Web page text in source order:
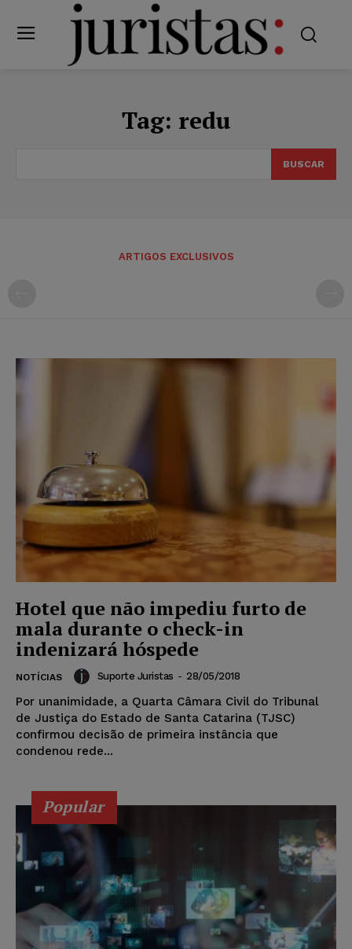
Tag: redu
BUSCAR
ARTIGOS EXCLUSIVOS
Hotel que não impediu furto de
mala durante o check-in
indenizará hóspede
NOTÍCIAS Suporte Juristas - 28/05/2018
Por unanimidade, a Quarta Câmara Civil do Tribunal
de Justiça do Estado de Santa Catarina (TJSC)
confirmou decisão de primeira instância que
condenou rede...
Popular